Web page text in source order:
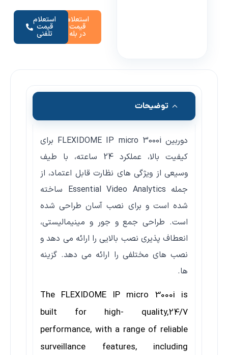
استعلام
قیمت
در بله
استعلام
قیمت
تلفنی
توضیحات
دوربین FLEXIDOME IP micro 3000i برای
کیفیت بالا، عملکرد 24 ساعته، با طیف
وسیعی از ویژگی های نظارت قابل اعتماد، از
جمله Essential Video Analytics ساخته
شده است و برای نصب آسان طراحی شده
است. طراحی جمع و جور و مینیمالیستی،
انعطاف پذیری نصب بالایی را ارائه می دهد و
نصب های مختلفی را ارائه می دهد. گزینه
ها.
The FLEXIDOME IP micro 3000i is
built for high- quality,24/7
performance, with a range of reliable
surveillance features, including